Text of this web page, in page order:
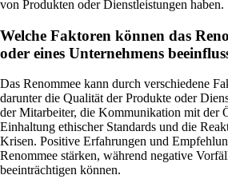
von Produkten oder Dienstleistungen haben.
Welche Faktoren können das
oder eines Unternehmens
Das Renommee kann durch verschiedene
darunter die Qualität der Produkte oder
der Mitarbeiter, die Kommunikation mit der
Einhaltung ethischer Standards und die
Krisen. Positive Erfahrungen und
Renommee stärken, während negative
beeinträchtigen können.